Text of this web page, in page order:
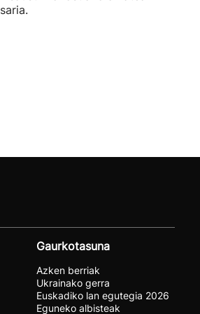
saria.
Gaurkotasuna
Azken berriak
Ukrainako gerra
Euskadiko lan egutegia 2026
Eguneko albisteak